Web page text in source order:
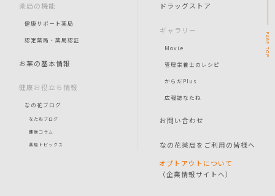
薬局の機能
健康サポート薬局
認定薬局・薬局認証
お薬の基本情報
健康お役立ち情報
なの花ブログ
なたねブログ
健康コラム
薬局トピックス
ドラッグストア
ギャラリー
Movie
管理栄養士のレシピ
からだPlus
広報誌なたね
お問い合わせ
なの花薬局をご利用の皆様へ
オプトアウトについて
（企業情報サイトへ）
PAGE
TOP